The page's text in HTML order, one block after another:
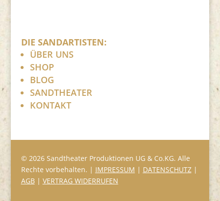
DIE SANDARTISTEN:
ÜBER UNS
SHOP
BLOG
SANDTHEATER
KONTAKT
© 2026 Sandtheater Produktionen UG & Co.KG. Alle
Rechte vorbehalten. | IMPRESSUM | DATENSCHUTZ|
AGB| VERTRAG WIDERRUFEN